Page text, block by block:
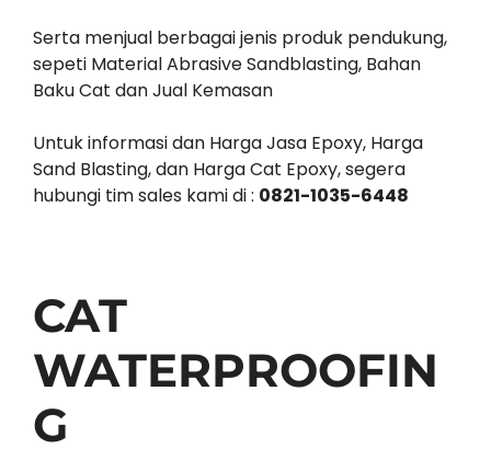
Serta menjual berbagai jenis produk pendukung,
sepeti Material Abrasive Sandblasting, Bahan
Baku Cat dan Jual Kemasan
Untuk informasi dan Harga Jasa Epoxy, Harga
Sand Blasting, dan Harga Cat Epoxy, segera
hubungi tim sales kami di : 0821-1035-6448
CAT
WATERPROOFIN
G